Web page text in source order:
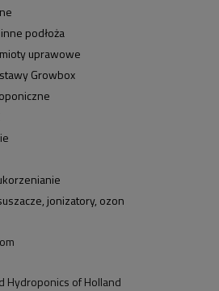
podłoża
uprawowe
Growbox
jonizatory, ozon
Hydroponics of Holland